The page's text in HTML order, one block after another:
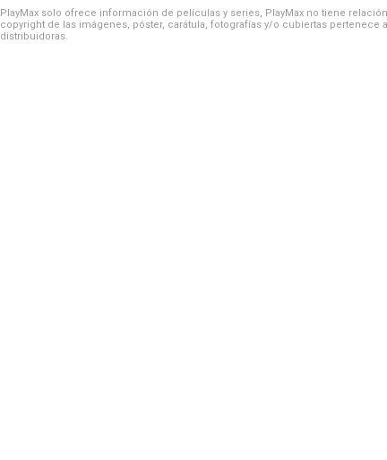
PlayMax solo ofrece información de películas y series, PlayMax no tiene
copyright de las imágenes, póster, carátula, fotografías y/o cubiertas pertenece
distribuidoras.